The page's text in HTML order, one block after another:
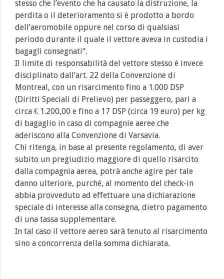
stesso che l’evento che ha causato la distruzione, la
perdita o il deterioramento si è prodotto a bordo
dell’aeromobile oppure nel corso di qualsiasi
periodo durante il quale il vettore aveva in custodia i
bagagli consegnati“.
Il limite di responsabilità del vettore stesso è invece
disciplinato dall’art. 22 della Convenzione di
Montreal, con un risarcimento fino a 1.000 DSP
(Diritti Speciali di Prelievo) per passeggero, pari a
circa € 1.200,00 e fino a 17 DSP (circa 19 euro) per kg
di bagaglio in caso di compagnie aeree che
aderiscono alla Convenzione di Varsavia.
Chi ritenga, in base al presente regolamento, di aver
subito un pregiudizio maggiore di quello risarcito
dalla compagnia aerea, potrà anche agire per tale
danno ulteriore, purché, al momento del check-in
abbia provveduto ad effettuare una dichiarazione
speciale di interesse alla consegna, dietro pagamento
di una tassa supplementare.
In tal caso il vettore aereo sarà tenuto al risarcimento
sino a concorrenza della somma dichiarata.